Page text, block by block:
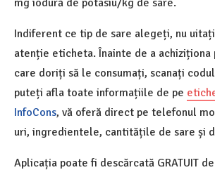
Indiferent ce tip de sare alegeți, nu
atenție eticheta. Înainte de a achiziționa
care doriți să le consumați, scanați
puteți afla toate informațiile de pe
InfoCons, vă oferă direct pe telefonul
uri, ingredientele, cantitățile de sare și
Aplicația poate fi descărcată GRATUIT